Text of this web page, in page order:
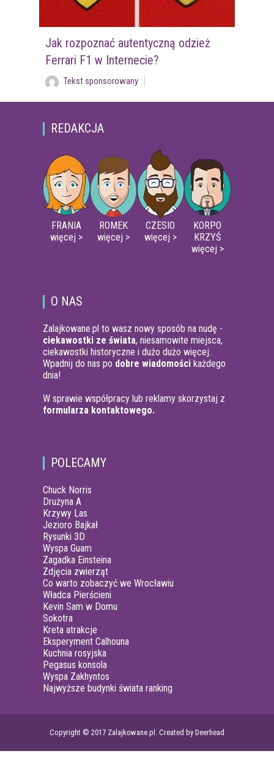
Jak rozpoznać autentyczną odzież
Ferrari F1 w Internecie?
Tekst sponsorowany
REDAKCJA
FRANIA
więcej >
ROMEK
więcej >
CZESIO
więcej >
KORPO
KRZYŚ
więcej >
O NAS
Zalajkowane.pl to wasz nowy sposób na nudę -
ciekawostki ze świata, niesamowite miejsca,
ciekawostki historyczne i dużo dużo więcej.
Wpadnij do nas po dobre wiadomości każdego
dnia!
W sprawie współpracy lub reklamy skorzystaj z
formularza kontaktowego.
POLECAMY
Chuck Norris
Drużyna A
Krzywy Las
Jezioro Bajkał
Rysunki 3D
Wyspa Guam
Zagadka Einsteina
Zdjęcia zwierząt
Co warto zobaczyć we Wrocławiu
Władca Pierścieni
Kevin Sam w Domu
Sokotra
Kreta atrakcje
Eksperyment Calhouna
Kuchnia rosyjska
Pegasus konsola
Wyspa Zakhyntos
Najwyższe budynki świata ranking
Copyright © 2017 Zalajkowane.pl. Created by Deerhead